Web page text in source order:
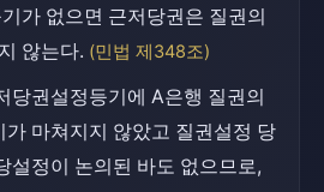
가 없으면 근저당권은 질권의
않는다. (민법 제348조)
당권설정등기에 A은행 질권의
가 마쳐지지 않았고 질권설정 당
설정이 논의된 바도 없으므로,